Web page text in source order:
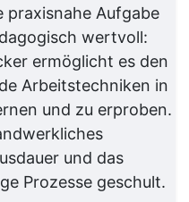
praxisnahe Aufgabe
wertvoll:
ermöglicht es den
Arbeitstechniken in
und zu erproben.
und das
Prozesse geschult.